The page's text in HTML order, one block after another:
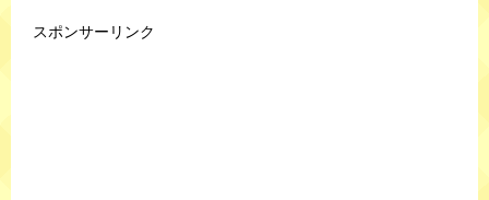
スポンサーリンク